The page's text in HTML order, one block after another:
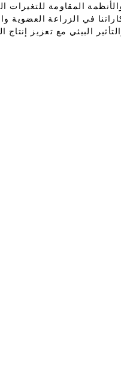
المقاومة للتغيرات
في الزراعة العضوية
البيئي مع تعزيز إنتاج